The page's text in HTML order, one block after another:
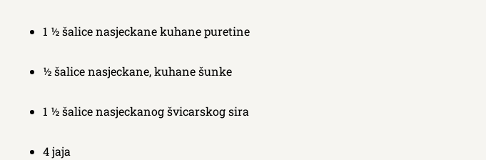
1 ½ šalice nasjeckane kuhane puretine
½ šalice nasjeckane, kuhane šunke
1 ½ šalice nasjeckanog švicarskog sira
4 jaja